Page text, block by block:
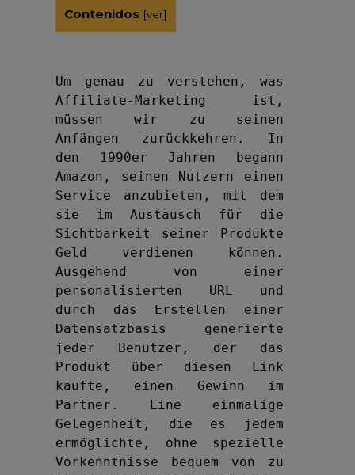
Contenidos [ver]
Um genau zu verstehen, was
Affiliate-Marketing ist,
müssen wir zu seinen
Anfängen zurückkehren. In
den 1990er Jahren begann
Amazon, seinen Nutzern einen
Service anzubieten, mit dem
sie im Austausch für die
Sichtbarkeit seiner Produkte
Geld verdienen können.
Ausgehend von einer
personalisierten URL und
durch das Erstellen einer
Datensatzbasis generierte
jeder Benutzer, der das
Produkt über diesen Link
kaufte, einen Gewinn im
Partner. Eine einmalige
Gelegenheit, die es jedem
ermöglichte, ohne spezielle
Vorkenntnisse bequem von zu